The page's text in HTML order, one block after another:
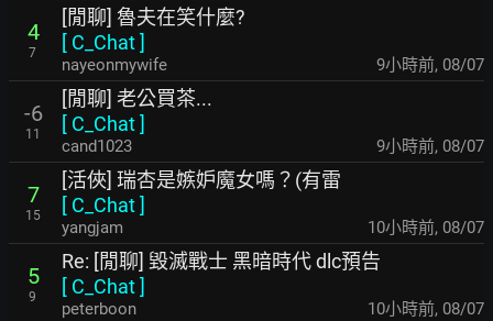
4
7
[閒聊] 魯夫在笑什麼?
[ C_Chat]
nayeonmywife 9小時前, 08/07
-6
11
[閒聊] 老公買茶...
[ C_Chat]
cand1023 9小時前, 08/07
7
15
[活俠] 瑞杏是嫉妒魔女嗎？(有雷
[ C_Chat]
yangjam 10小時前, 08/07
5
9
Re: [閒聊] 毀滅戰士 黑暗時代 dlc預告
[ C_Chat]
peterboon 10小時前, 08/07